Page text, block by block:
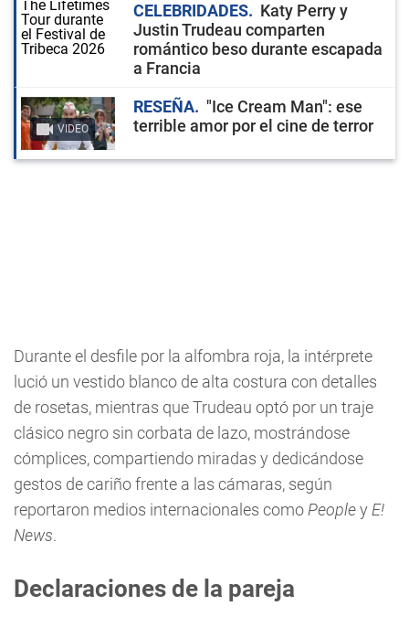
CELEBRIDADES
Katy Perry y
Justin Trudeau comparten
romántico beso durante escapada
a Francia
VIDEO
RESEÑA
"Ice Cream Man": ese
terrible amor por el cine de terror
Durante el desfile por la alfombra roja, la intérprete
lució un vestido blanco de alta costura con detalles
de rosetas, mientras que Trudeau optó por un traje
clásico negro sin corbata de lazo, mostrándose
cómplices, compartiendo miradas y dedicándose
gestos de cariño frente a las cámaras, según
reportaron medios internacionales como Peopley E!
News.
Declaraciones de la pareja